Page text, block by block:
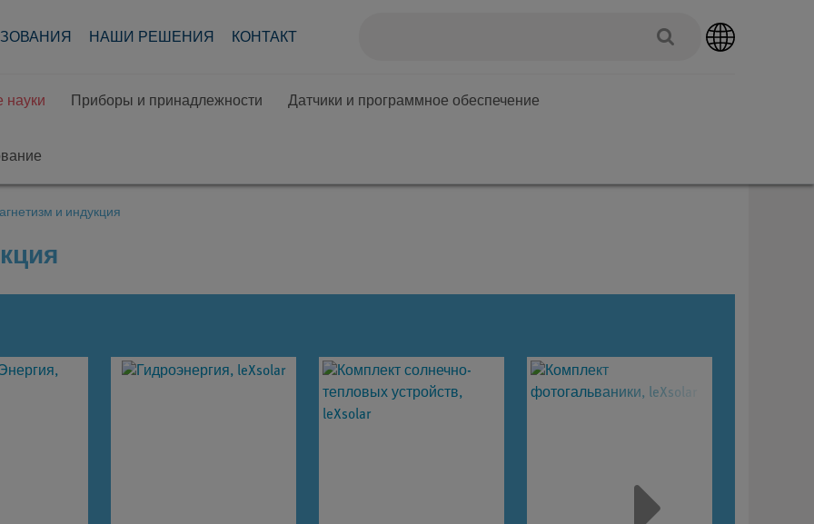
НАШИ РЕШЕНИЯ КОНТАКТ
науки Приборы и принадлежности Датчики и программное обеспечение
и индукция